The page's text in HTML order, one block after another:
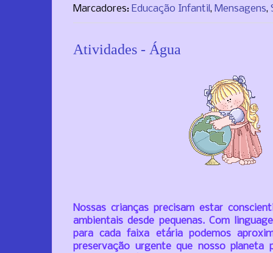
Marcadores: Educação Infantil , Mensagens,
Atividades - Água
Nossas crianças precisam estar
ambientais desde pequenas. Com
para cada faixa etária podemos
preservação urgente que nosso planeta